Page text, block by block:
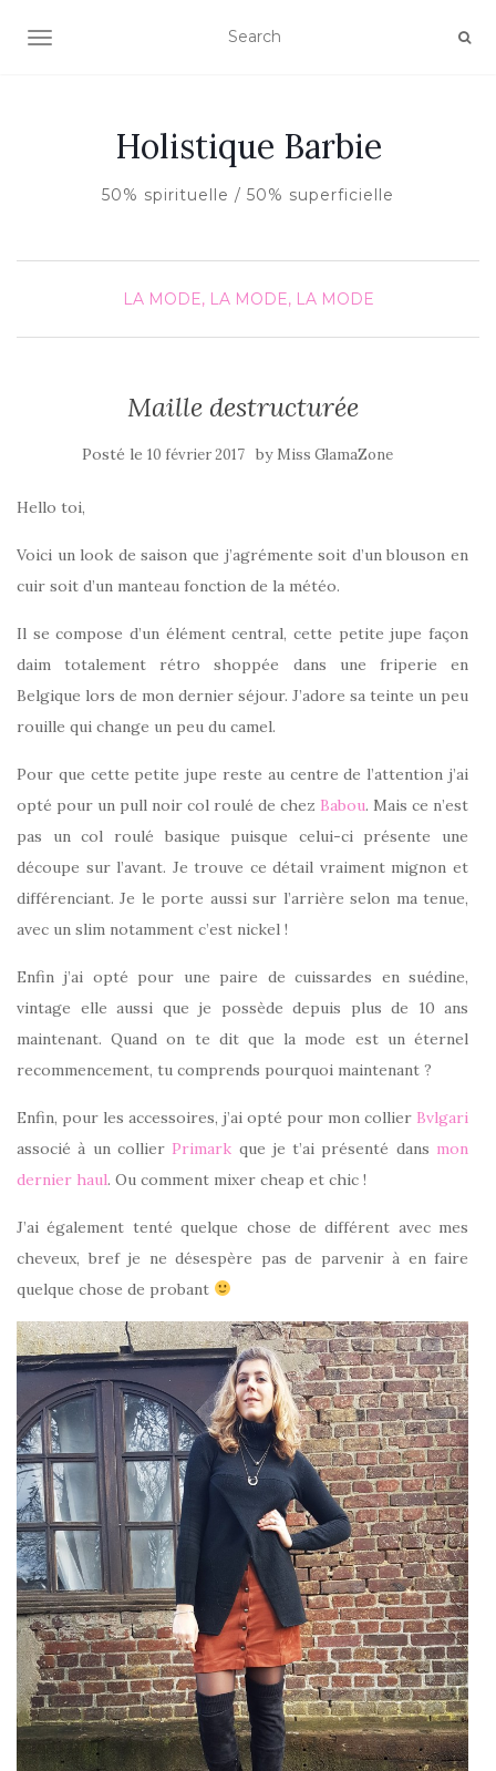
AFFICHER/MASQUER LA NAVIGATION
Holistique Barbie
50% spirituelle / 50% superficielle
LA MODE, LA MODE, LA MODE
Maille destructurée
Posté le 10 février 2017 by Miss GlamaZone
Hello toi,
Voici un look de saison que j’agrémente soit d’un blouson en
cuir soit d’un manteau fonction de la météo.
Il se compose d’un élément central, cette petite jupe façon
daim totalement rétro shoppée dans une friperie en
Belgique lors de mon dernier séjour. J’adore sa teinte un peu
rouille qui change un peu du camel.
Pour que cette petite jupe reste au centre de l’attention j’ai
opté pour un pull noir col roulé de chez Babou. Mais ce n’est
pas un col roulé basique puisque celui-ci présente une
découpe sur l’avant. Je trouve ce détail vraiment mignon et
différenciant. Je le porte aussi sur l’arrière selon ma tenue,
avec un slim notamment c’est nickel !
Enfin j’ai opté pour une paire de cuissardes en suédine,
vintage elle aussi que je possède depuis plus de 10 ans
maintenant. Quand on te dit que la mode est un éternel
recommencement, tu comprends pourquoi maintenant ?
Enfin, pour les accessoires, j’ai opté pour mon collier Bvlgari
associé à un collier Primark que je t’ai présenté dans mon
dernier haul. Ou comment mixer cheap et chic !
J’ai également tenté quelque chose de différent avec mes
cheveux, bref je ne désespère pas de parvenir à en faire
quelque chose de probant